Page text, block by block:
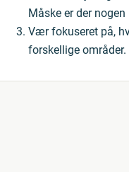
Måske er der
Vær fokuseret på,
forskellige områder.